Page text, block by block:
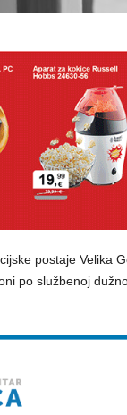
postaje Velika
po službenoj